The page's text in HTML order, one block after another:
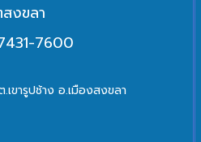
สงขลา
7600
ขารูปช้าง อ.เมืองสงขลา